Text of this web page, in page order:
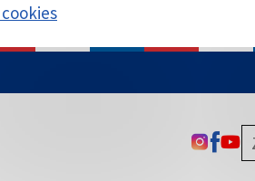
Táto stránka je zabezpečená
ODKAZ